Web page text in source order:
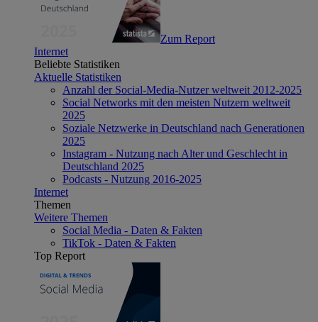
Zum Report
Internet
Beliebte Statistiken
Aktuelle Statistiken
Anzahl der Social-Media-Nutzer weltweit 2012-2025
Social Networks mit den meisten Nutzern weltweit
2025
Soziale Netzwerke in Deutschland nach Generationen
2025
Instagram - Nutzung nach Alter und Geschlecht in
Deutschland 2025
Podcasts - Nutzung 2016-2025
Internet
Themen
Weitere Themen
Social Media - Daten & Fakten
TikTok - Daten & Fakten
Top Report